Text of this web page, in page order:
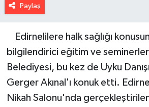
Paylaş
Edirnelilere halk sağlığı
bilgilendirici eğitim ve
Belediyesi, bu kez de Uyku
Gerger Akınal'ı konuk etti.
Nikah Salonu'nda gerçekleştirilen